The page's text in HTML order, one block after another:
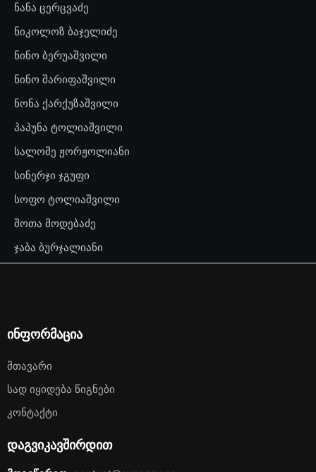
ნანა ცერცვაძე
ნიკოლოზ ბაჯელიძე
ნინო ბერუაშვილი
ნინო შარიფაშვილი
ნონა ქარქუზაშვილი
პაპუნა ტოლიაშვილი
სალომე ჟორჟოლიანი
სინერჯი ჯგუფი
სოფო ტოლიაშვილი
შოთა მოდებაძე
ჯაბა ბურჯალიანი
ინფორმაცია
Მთავარი
Სად Იყიდება Წიგნები
Კონტაქტი
დაგვიკავშირდით